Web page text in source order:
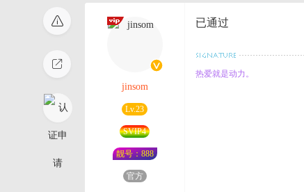
jinsom
Lv.23
SVIP4
靓号：888
官方
已通过
热爱就是动力。